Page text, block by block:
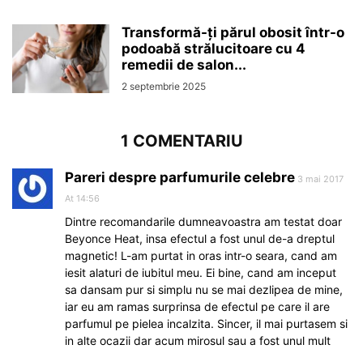
Transformă-ți părul obosit într-o
podoabă strălucitoare cu 4
remedii de salon...
2 septembrie 2025
1 COMENTARIU
Pareri despre parfumurile celebre 3 mai 2017
At 14:56
Dintre recomandarile dumneavoastra am testat doar
Beyonce Heat, insa efectul a fost unul de-a dreptul
magnetic! L-am purtat in oras intr-o seara, cand am
iesit alaturi de iubitul meu. Ei bine, cand am inceput
sa dansam pur si simplu nu se mai dezlipea de mine,
iar eu am ramas surprinsa de efectul pe care il are
parfumul pe pielea incalzita. Sincer, il mai purtasem si
in alte ocazii dar acum mirosul sau a fost unul mult